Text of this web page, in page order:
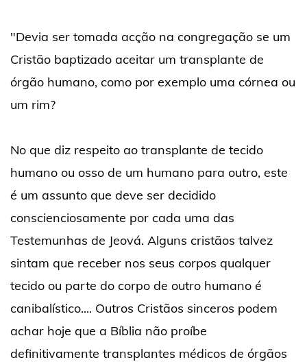
"Devia ser tomada acção na congregação se um
Cristão baptizado aceitar um transplante de
órgão humano, como por exemplo uma córnea ou
um rim?
No que diz respeito ao transplante de tecido
humano ou osso de um humano para outro, este
é um assunto que deve ser decidido
conscienciosamente por cada uma das
Testemunhas de Jeová. Alguns cristãos talvez
sintam que receber nos seus corpos qualquer
tecido ou parte do corpo de outro humano é
canibalístico.... Outros Cristãos sinceros podem
achar hoje que a Bíblia não proíbe
definitivamente transplantes médicos de órgãos